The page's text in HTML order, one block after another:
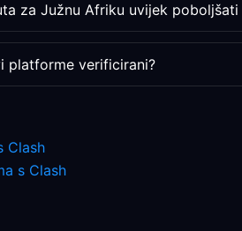
za Južnu Afriku uvijek poboljšati
platforme verificirani?
Clash
s Clash